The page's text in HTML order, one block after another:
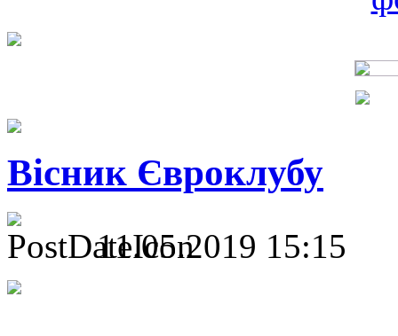
Вісник Євроклубу
11.05.2019 15:15